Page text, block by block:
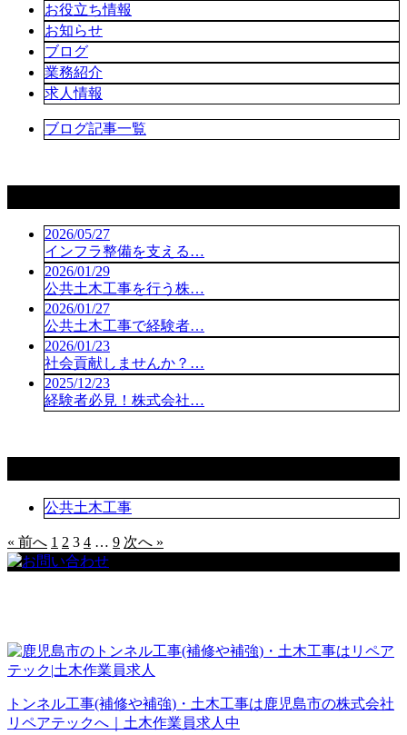
お役立ち情報
お知らせ
ブログ
業務紹介
求人情報
ブログ記事一覧
2026/05/27
インフラ整備を支える…
2026/01/29
公共土木工事を行う株…
2026/01/27
公共土木工事で経験者…
2026/01/23
社会貢献しませんか？…
2025/12/23
経験者必見！株式会社…
公共土木工事
« 前へ 1 2 3 4 … 9 次へ »
トンネル工事(補修や補強)・土木工事は鹿児島市の株式会社
リペアテックへ｜土木作業員求人中